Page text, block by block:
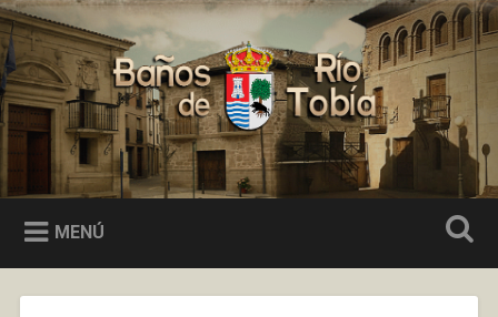
Saltar
al
contenido
Buscar
Baños de Río Tobía
MENÚ